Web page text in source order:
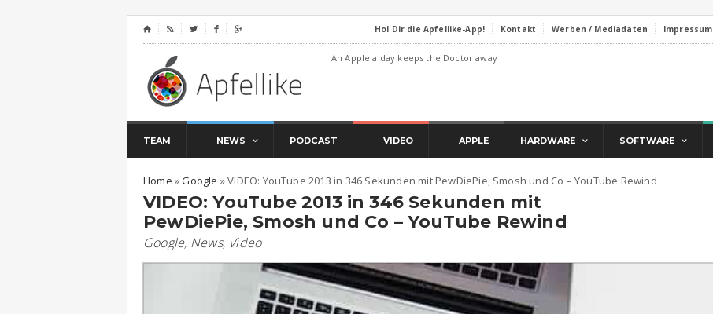
⌂     Hol Dir die Apfellike-App! Kontakt Werben / Mediadaten Impressum
An Apple a day keeps the Doctor away
TEAM NEWS PODCAST VIDEO APPLE HARDWARE SOFTWARE
Home »Google »VIDEO: YouTube 2013 in 346 Sekunden mit PewDiePie, Smosh und Co – YouTube Rewind
VIDEO: YouTube 2013 in 346 Sekunden mit
PewDiePie, Smosh und Co – YouTube Rewind
Google, News, Video